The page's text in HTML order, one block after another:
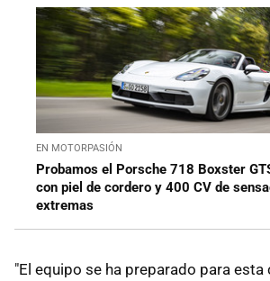
EN MOTORPASIÓN
Probamos el Porsche 718 Boxster
con piel de cordero y 400 CV de
extremas
"El equipo se ha preparado para esta